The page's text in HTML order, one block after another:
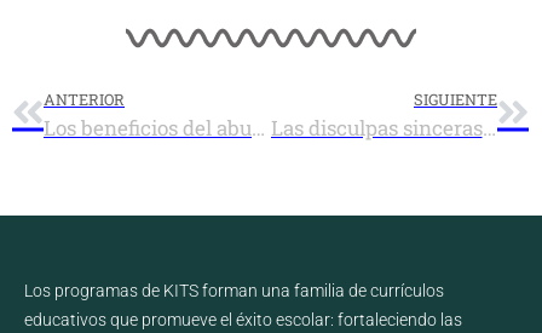
ANTERIOR
Los beneficios del aburrimiento en la niñez
SIGUIENTE
Las disculpas sinceras: Una guía para niños –Infográfico
Los programas de KITS forman una familia de currículos
educativos que promueve el éxito escolar: fortaleciendo las